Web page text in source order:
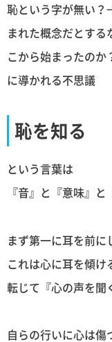
恥という字が無い
まれた概念だとす
こから始まったの
に導かれる不思議
恥を知る
という言葉は
『音』と『意味』
まず第一に耳を前に
これは心に耳を傾け
転じて『心の声を聞
自らの行いに心は傷